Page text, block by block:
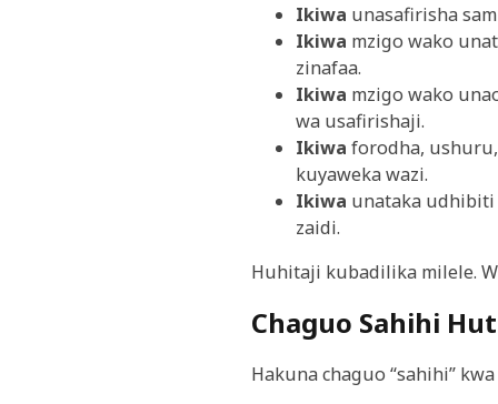
Ikiwa unasafirisha
Ikiwa mzigo wako
zinafaa.
Ikiwa mzigo wako
wa usafirishaji.
Ikiwa forodha,
kuyaweka wazi.
Ikiwa unataka udhibiti
zaidi.
Huhitaji kubadilika milele.
Chaguo Sahihi
Hakuna chaguo “sahihi”